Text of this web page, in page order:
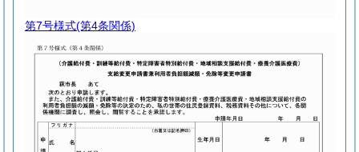
第7号様式(第4条関係)